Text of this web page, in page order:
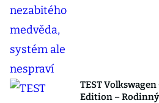
TEST Volkswagen
Edition –